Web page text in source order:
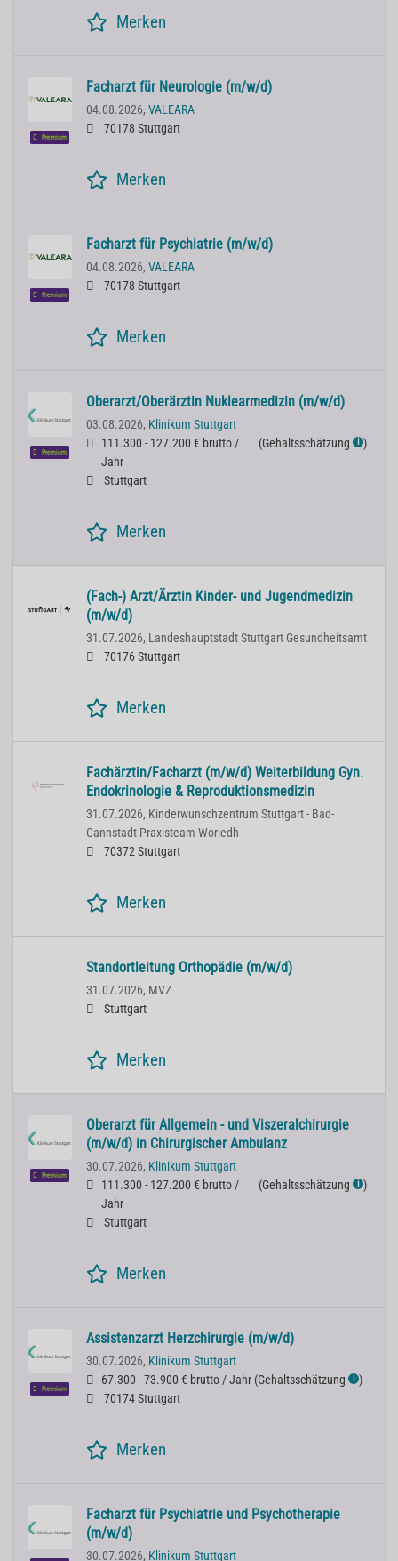
Merken
Premium
Facharzt für Neurologie (m/w/d)
04.08.2026, VALEARA
70178 Stuttgart
Merken
Premium
Facharzt für Psychiatrie (m/w/d)
04.08.2026, VALEARA
70178 Stuttgart
Merken
Premium
Oberarzt/Oberärztin Nuklearmedizin (m/w/d)
03.08.2026, Klinikum Stuttgart
111.300 - 127.200 € brutto /
Jahr
(Gehaltsschätzung ℹ )
Stuttgart
Merken
(Fach-) Arzt/Ärztin Kinder- und Jugendmedizin
(m/w/d)
31.07.2026, Landeshauptstadt Stuttgart Gesundheitsamt
70176 Stuttgart
Merken
Fachärztin/Facharzt (m/w/d) Weiterbildung Gyn.
Endokrinologie & Reproduktionsmedizin
31.07.2026, Kinderwunschzentrum Stuttgart - Bad-
Cannstadt Praxisteam Woriedh
70372 Stuttgart
Merken
Standortleitung Orthopädie (m/w/d)
31.07.2026, MVZ
Stuttgart
Merken
Premium
Oberarzt für Allgemein - und Viszeralchirurgie
(m/w/d) in Chirurgischer Ambulanz
30.07.2026, Klinikum Stuttgart
111.300 - 127.200 € brutto /
Jahr
(Gehaltsschätzung ℹ )
Stuttgart
Merken
Premium
Assistenzarzt Herzchirurgie (m/w/d)
30.07.2026, Klinikum Stuttgart
67.300 - 73.900 € brutto / Jahr (Gehaltsschätzung ℹ )
70174 Stuttgart
Merken
Facharzt für Psychiatrie und Psychotherapie
(m/w/d)
30.07.2026, Klinikum Stuttgart